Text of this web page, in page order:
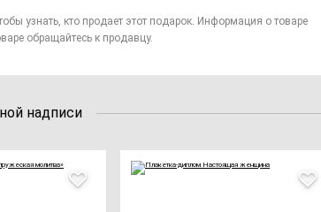
узнать, кто продает этот подарок. Информация о товаре
обращайтесь к продавцу.
надписи